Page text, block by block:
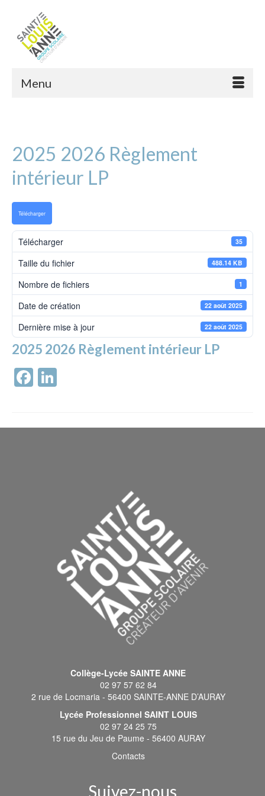
Menu
2025 2026 Règlement
intérieur LP
Télécharger
Télécharger 35
Taille du fichier 488.14 KB
Nombre de fichiers 1
Date de création 22 août 2025
Dernière mise à jour 22 août 2025
2025 2026 Règlement intérieur LP
Facebook
Collège-Lycée SAINTE ANNE
02 97 57 62 84
2 rue de Locmaria - 56400 SAINTE-ANNE D’AURAY
Lycée Professionnel SAINT LOUIS
02 97 24 25 75
15 rue du Jeu de Paume - 56400 AURAY
Contacts
Suivez-nous